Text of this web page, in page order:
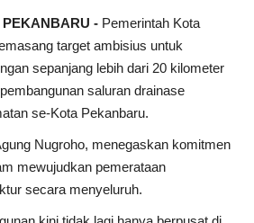
- Pemerintah Kota
target ambisius untuk
sepanjang lebih dari 20 kilometer
saluran drainase
se-Kota Pekanbaru.
Nugroho, menegaskan komitmen
mewujudkan pemerataan
secara menyeluruh.